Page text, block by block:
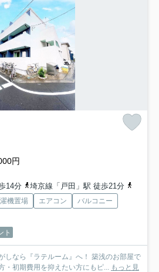
円
14分
埼京線「戸田」駅 徒歩21分
機置場 エアコン
バルコニー
ト
しなら『ラテルーム』へ！ 築浅のお部屋で
・初期費用を抑えたい方にもピ... もっと見